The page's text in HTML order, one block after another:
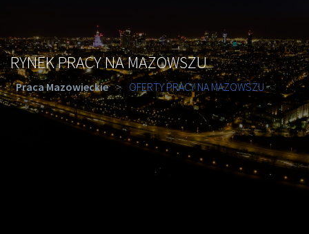
RYNEK PRACY NA MAZOWSZU
Praca Mazowieckie > OFERTY PRACY NA MAZOWSZU